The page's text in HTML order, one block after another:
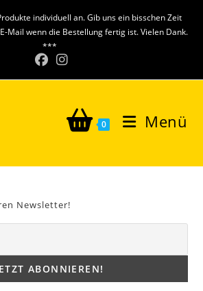
individuell an. Gib uns ein bisschen Zeit
Mail wenn die Bestellung fertig ist. Vielen Dank.
***
0 Menü
Newsletter!